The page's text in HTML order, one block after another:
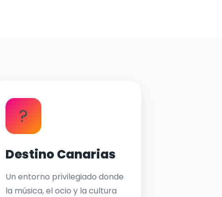
?
Destino Canarias
Un entorno privilegiado donde
la música, el ocio y la cultura